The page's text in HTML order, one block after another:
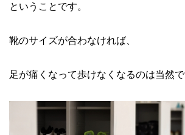
ということです。
靴のサイズが合わなければ、
足が痛くなって歩けなくなるのは当然で